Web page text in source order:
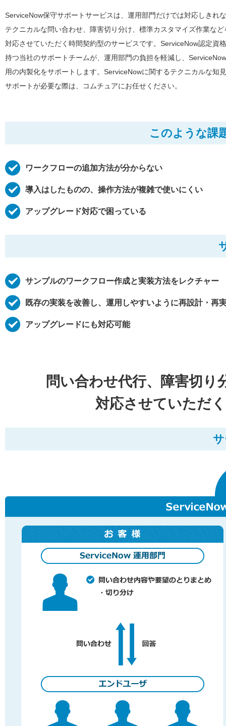
ServiceNow保守サポートサービスは、運用部門だけでは対応しきれ
テクニカルな問い合わせ、障害切り分け、標準カスタマイズ作業など
対応させていただく時間契約型のサービスです。ServiceNow認定資
持つ当社のサポートチームが、運用部門の負担を軽減し、
用の内製化をサポートします。ServiceNowに関するテクニカルな知
サポートが必要な際は、コムチュアにお任せください。
このような課
ワークフローの追加方法が分からない
導入はしたものの、操作方法が複雑で使いにくい
アップグレード対応で困っている
サンプルのワークフロー作成と実装方法をレクチャー
既存の実装を改善し、運用しやすいように再設計・再
アップグレードにも対応可能
問い合わせ代行、障害切
対応させていただ